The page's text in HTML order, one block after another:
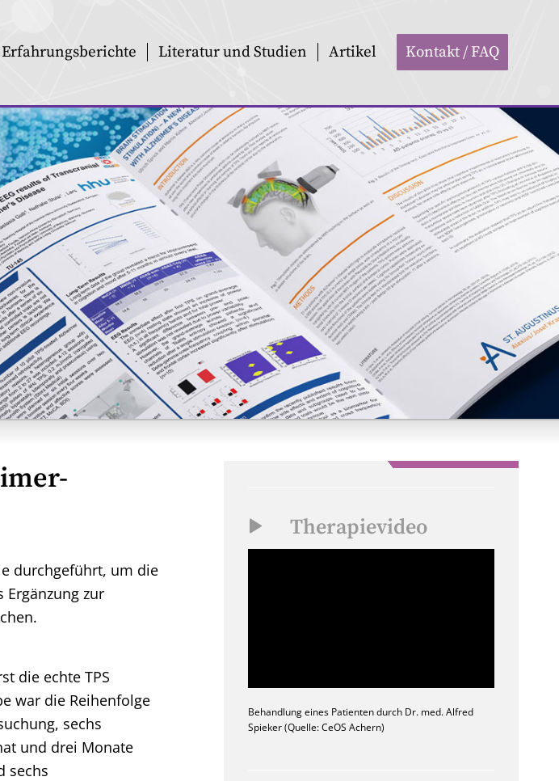
Erfahrungsberichte Literatur und Studien Artikel Kontakt / FAQ
durchgeführt, um die
zur
die echte TPS
war die Reihenfolge
sechs
und drei Monate
sechs
Therapievideo
Behandlung eines Patienten durch Dr. med. Alfred
Spieker (Quelle: CeOS Achern)